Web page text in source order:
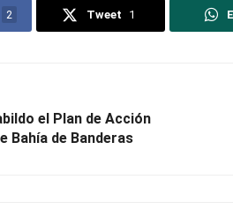
2 Tweet 1
el Plan de Acción
Bahía de Banderas